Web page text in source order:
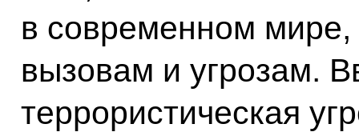
в современном мире,
вызовам и угрозам.
террористическая